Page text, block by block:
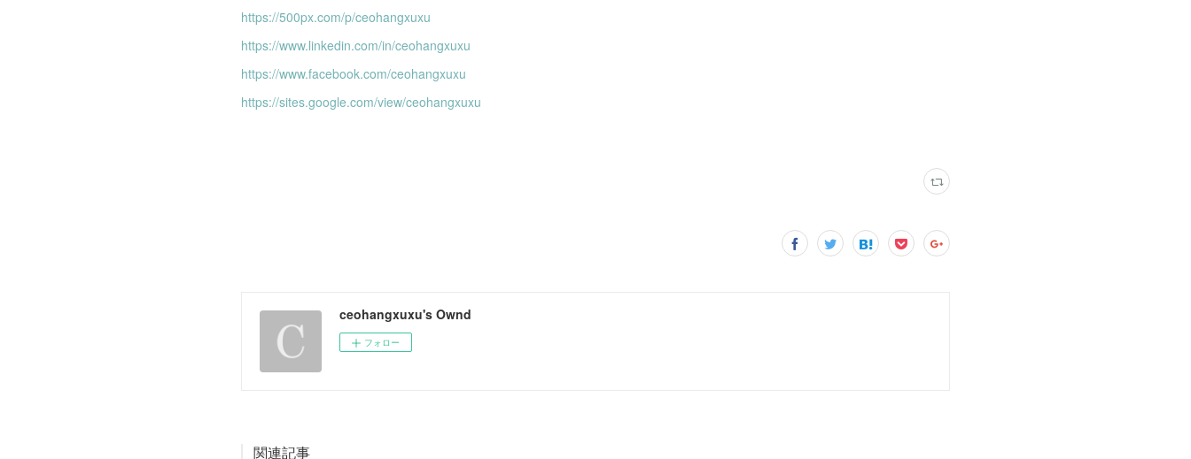
https://500px.com/p/ceohangxuxu
https://www.linkedin.com/in/ceohangxuxu
https://www.facebook.com/ceohangxuxu
https://sites.google.com/view/ceohangxuxu
ceohangxuxu's Ownd
フォロー
関連記事